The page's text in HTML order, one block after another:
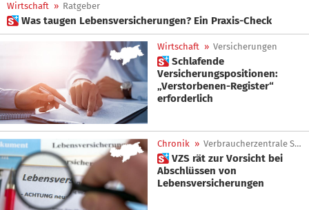
Wirtschaft » Ratgeber
 Was taugen Lebensversicherungen? Ein Praxis-Check
Wirtschaft » Versicherungen
 Schlafende
Versicherungspositionen:
„Verstorbenen-Register“
erforderlich
Chronik » Verbraucherzentrale Südtirol
 VZS rät zur Vorsicht bei
Abschlüssen von
Lebensversicherungen